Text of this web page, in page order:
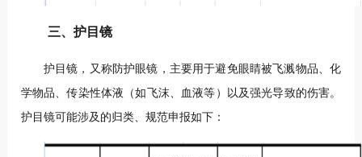
三、护目镜
护目镜，又称防护眼镜，主要用于避免眼睛被飞溅物品、化
学物品、传染性体液（如飞沫、血液等）以及强光导致的伤害。
护目镜可能涉及的归类、规范申报如下：